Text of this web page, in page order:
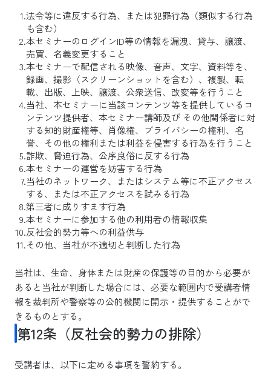
法令等に違反する行為、または犯罪行為（類似する行為
も含む）
本セミナーのログインID等の情報を漏洩、貸与、譲渡、
売買、名義変更すること
本セミナーで配信される映像、音声、文字、資料等を、
録画、撮影（スクリーンショットを含む）、複製、転
載、出版、上映、譲渡、公衆送信、改変等を行うこと
当社、本セミナーに当該コンテンツ等を提供しているコ
ンテンツ提供者、本セミナー講師及び その他関係者に対
する知的財産権等、肖像権、ブライバシーの権利、名
誉、その他の権利または利益を侵害する行為を行うこと
詐欺、脅迫行為、公序良俗に反する行為
本セミナーの運営を妨害する行為
当社のネットワーク、またはシステム等に不正アクセス
する、または不正アクセスを試みる行為
第三者に成りすます行為
本セミナーに参加する他の利用者の情報収集
反社会的勢力等への利益供与
その他、当社が不適切と判断した行為
当社は、生命、身体または財産の保護等の目的から必要が
あると当社が判断した場合には、必要な範囲内で受講者情
報を裁判所や警察等の公的機関に開示・提供することがで
きるものとする。
第12条（反社会的勢力の排除）
受講者は、以下に定める事項を誓約する。